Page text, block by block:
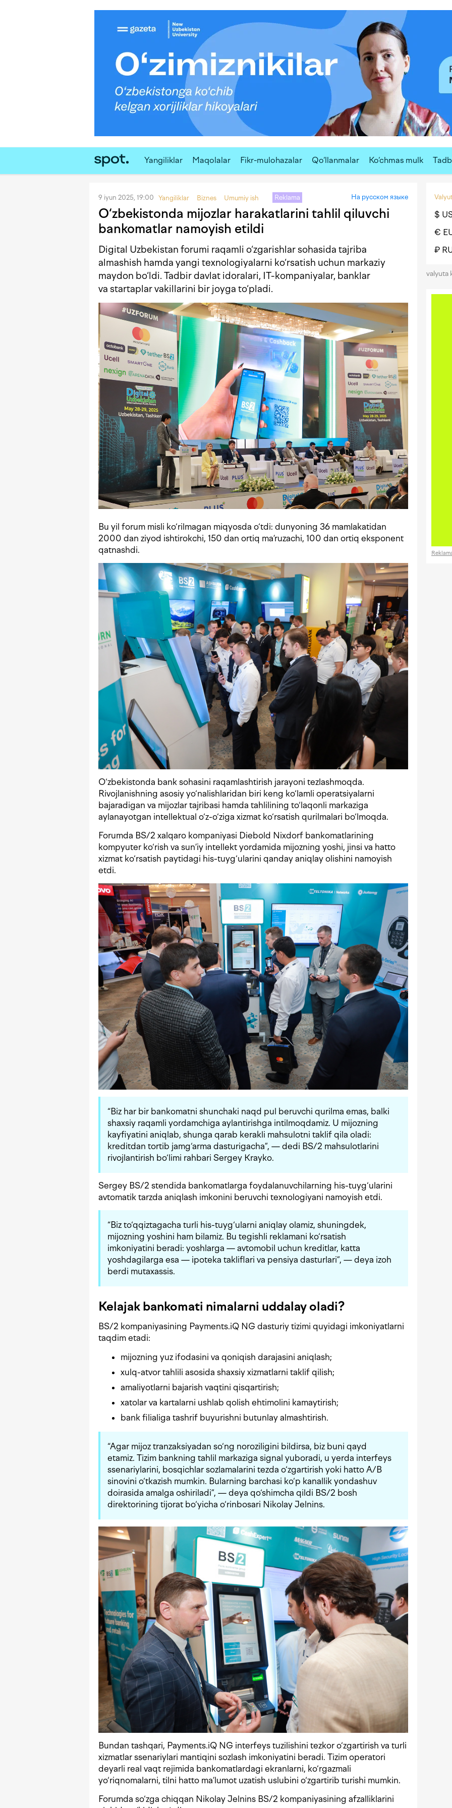
Yangiliklar Maqolalar Fikr-mulohazalar Qo‘llanmalar Ko‘chmas mulk
9 iyun 2025, 19:00 Yangiliklar Biznes Umumiy ish Reklama На русском языке
O‘zbekistonda mijozlar harakatlarini tahlil qiluvchi
bankomatlar namoyish etildi
Digital Uzbekistan forumi raqamli o‘zgarishlar sohasida tajriba
almashish hamda yangi texnologiyalarni ko‘rsatish uchun markaziy
maydon bo‘ldi. Tadbir davlat idoralari, IT-kompaniyalar, banklar
va startaplar vakillarini bir joyga to‘pladi.
Bu yil forum misli ko‘rilmagan miqyosda o‘tdi: dunyoning 36 mamlakatidan
2000 dan ziyod ishtirokchi, 150 dan ortiq ma’ruzachi, 100 dan ortiq eksponent
qatnashdi.
O‘zbekistonda bank sohasini raqamlashtirish jarayoni tezlashmoqda.
Rivojlanishning asosiy yo‘nalishlaridan biri keng ko‘lamli operatsiyalarni
bajaradigan va mijozlar tajribasi hamda tahlilining to‘laqonli markaziga
aylanayotgan intellektual o‘z-o‘ziga xizmat ko‘rsatish qurilmalari bo‘lmoqda.
Forumda BS/2 xalqaro kompaniyasi Diebold Nixdorf bankomatlarining
kompyuter ko‘rish va sun’iy intellekt yordamida mijozning yoshi, jinsi va hatto
xizmat ko‘rsatish paytidagi his-tuyg‘ularini qanday aniqlay olishini namoyish
etdi.
“Biz har bir bankomatni shunchaki naqd pul beruvchi qurilma emas, balki
shaxsiy raqamli yordamchiga aylantirishga intilmoqdamiz. U mijozning
kayfiyatini aniqlab, shunga qarab kerakli mahsulotni taklif qila oladi:
kreditdan tortib jamg‘arma dasturigacha”, — dedi BS/2 mahsulotlarini
rivojlantirish bo‘limi rahbari Sergey Krayko.
Sergey BS/2 stendida bankomatlarga foydalanuvchilarning his-tuyg‘ularini
avtomatik tarzda aniqlash imkonini beruvchi texnologiyani namoyish etdi.
“Biz to‘qqiztagacha turli his-tuyg‘ularni aniqlay olamiz, shuningdek,
mijozning yoshini ham bilamiz. Bu tegishli reklamani ko‘rsatish
imkoniyatini beradi: yoshlarga — avtomobil uchun kreditlar, katta
yoshdagilarga esa — ipoteka takliflari va pensiya dasturlari”, — deya izoh
berdi mutaxassis.
Kelajak bankomati nimalarni uddalay oladi?
BS/2 kompaniyasining Payments.iQ NG dasturiy tizimi quyidagi imkoniyatlarni
taqdim etadi:
mijozning yuz ifodasini va qoniqish darajasini aniqlash;
xulq-atvor tahlili asosida shaxsiy xizmatlarni taklif qilish;
amaliyotlarni bajarish vaqtini qisqartirish;
xatolar va kartalarni ushlab qolish ehtimolini kamaytirish;
bank filialiga tashrif buyurishni butunlay almashtirish.
“Agar mijoz tranzaksiyadan so‘ng noroziligini bildirsa, biz buni qayd
etamiz. Tizim bankning tahlil markaziga signal yuboradi, u yerda interfeys
ssenariylarini, bosqichlar sozlamalarini tezda o‘zgartirish yoki hatto A/B
sinovini o‘tkazish mumkin. Bularning barchasi ko‘p kanallik yondashuv
doirasida amalga oshiriladi”, — deya qo‘shimcha qildi BS/2 bosh
direktorining tijorat bo‘yicha o‘rinbosari Nikolay Jelnins.
Bundan tashqari, Payments.iQ NG interfeys tuzilishini tezkor o‘zgartirish va turli
xizmatlar ssenariylari mantiqini sozlash imkoniyatini beradi. Tizim operatori
deyarli real vaqt rejimida bankomatlardagi ekranlarni, ko‘rgazmali
yo‘riqnomalarni, tilni hatto ma’lumot uzatish uslubini o‘zgartirib turishi mumkin.
Forumda so‘zga chiqqan Nikolay Jelnins BS/2 kompaniyasining afzalliklarini
$
€
₽
valyuta